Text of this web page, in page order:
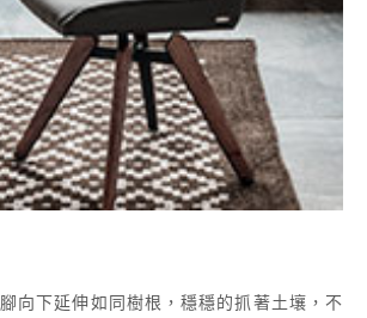
向下延伸如同樹根，穩穩的抓著土壤，不